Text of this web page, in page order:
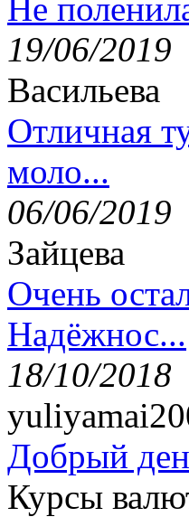
Не
19/06/2019
Васильева
Отличная
моло...
06/06/2019
Зайцева
Очень
Надёжнос...
18/10/2018
Добрый
Курсы